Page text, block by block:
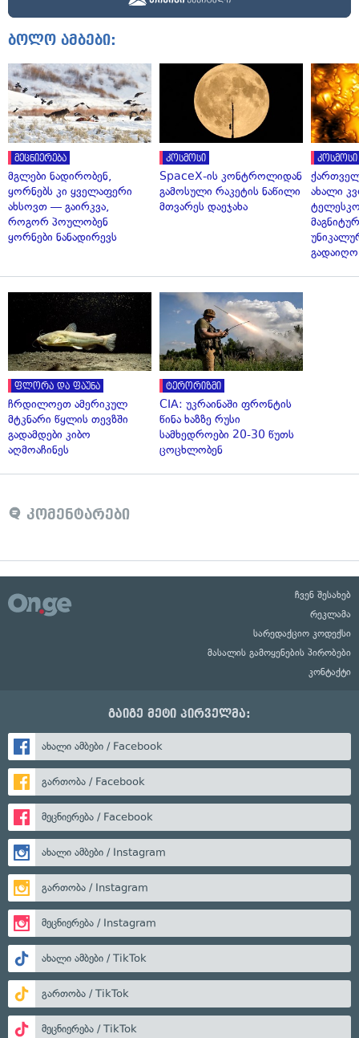
ბოლო ამბები:
მეცნიერება
მგლები ნადირობენ,
ყორნებს კი ყველაფერი
ახსოვთ — გაირკვა,
როგორ პოულობენ
ყორნები ნანადირევს
კოსმოსი
SpaceX-ის კონტროლიდან
გამოსული რაკეტის ნაწილი
მთვარეს დაეჯახა
კოსმოსი
ახალი
გადაიღო
ფლორა და ფაუნა
ჩრდილოეთ ამერიკულ
მტკნარი წყლის თევზში
გადამდები კიბო
აღმოაჩინეს
ტერორიზმი
CIA: უკრაინაში ფრონტის
წინა ხაზზე რუსი
სამხედროები 20-30 წუთს
ცოცხლობენ
კომენტარები
ჩვენ შესახებ
რეკლამა
სარედაქციო კოდექსი
მასალის გამოყენების პირობები
კონტაქტი
გაიგე მეტი პირველმა:
ახალი ამბები / Facebook
გართობა / Facebook
მეცნიერება / Facebook
ახალი ამბები / Instagram
გართობა / Instagram
მეცნიერება / Instagram
ახალი ამბები / TikTok
გართობა / TikTok
მეცნიერება / TikTok